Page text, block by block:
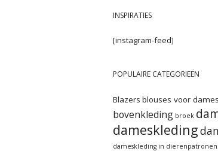
INSPIRATIES
[instagram-feed]
POPULAIRE CATEGORIEËN
Blazers blouses voor dames
bovenkleding broek
dameskleding
dameskleding in dierenpatronen